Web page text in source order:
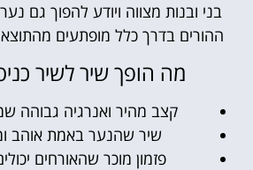
בני ובנות מצווה ויודע להפוך גם
ההורים בדרך כלל מופתעים
מה הופך שיר לשיר
קצב מהיר ואנרגיה גבוהה
שיר שהנער באמת אוהב
פזמון מוכר שהאורחים